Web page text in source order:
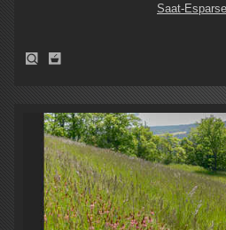
Saat-